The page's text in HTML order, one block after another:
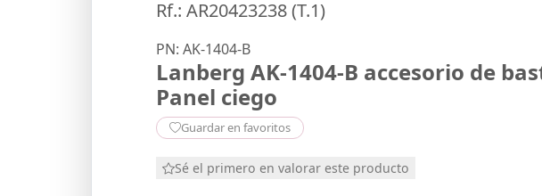
Rf.: AR20423238 (T.1)
PN: AK-1404-B
Lanberg AK-1404-B accesorio de
Panel ciego
Guardar en favoritos
Sé el primero en valorar este producto